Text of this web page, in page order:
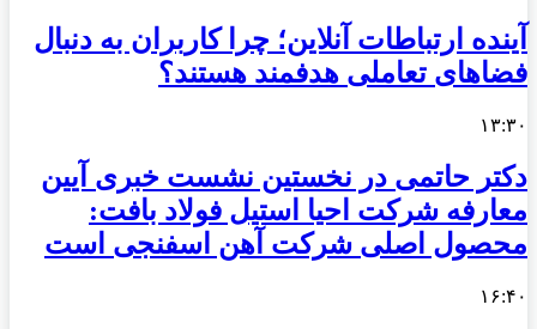
آینده ارتباطات آنلاین؛ چرا کاربران به دنبال
فضاهای تعاملی هدفمند هستند؟
۱۳:۳۰
دکتر حاتمی در نخستین نشست خبری آیین
معارفه شرکت احیا استیل فولاد بافت:
محصول اصلی شرکت آهن اسفنجی است
۱۶:۴۰